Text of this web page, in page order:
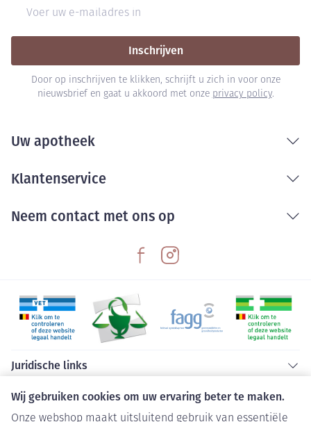
Wij gebruiken cookies om uw ervaring beter te maken.
Onze webshop maakt uitsluitend gebruik van essentiële
Inschrijven
Door op inschrijven te klikken, schrijft u zich in voor onze
nieuwsbrief en gaat u akkoord met onze privacy policy.
Uw apotheek
Klantenservice
Neem contact met ons op
Juridische links